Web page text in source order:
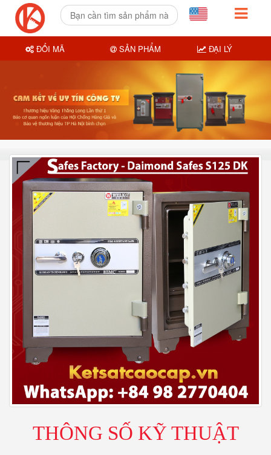
THÔNG SỐ KỸ THUẬT
ĐỔI MÃ SẢN PHẨM ĐẠI LÝ